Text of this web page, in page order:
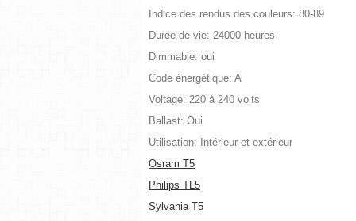
Indice des rendus des couleurs: 80-89
Durée de vie: 24000 heures
Dimmable: oui
Code énergétique: A
Voltage: 220 à 240 volts
Ballast: Oui
Utilisation: Intérieur et extérieur
Osram T5
Philips TL5
Sylvania T5